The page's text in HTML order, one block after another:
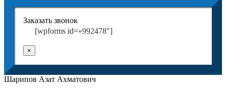
Заказать звонок
[wpforms id=»992478″]
×
Шарипов Азат Ахматович